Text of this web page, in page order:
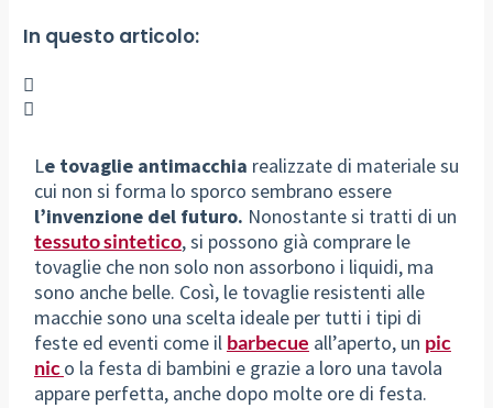
In questo articolo:
Le tovaglie antimacchia realizzate di materiale su
cui non si forma lo sporco sembrano essere
l’invenzione del futuro. Nonostante si tratti di un
tessuto sintetico, si possono già comprare le
tovaglie che non solo non assorbono i liquidi, ma
sono anche belle. Così, le tovaglie resistenti alle
macchie sono una scelta ideale per tutti i tipi di
feste ed eventi come il barbecue all’aperto, un pic
nico la festa di bambini e grazie a loro una tavola
appare perfetta, anche dopo molte ore di festa.